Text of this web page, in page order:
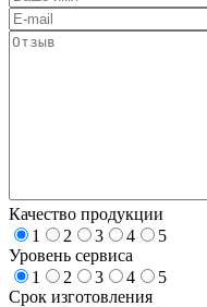
Качество продукции
1
2 3 4
5
Уровень сервиса
1
2 3 4
5
Срок изготовления